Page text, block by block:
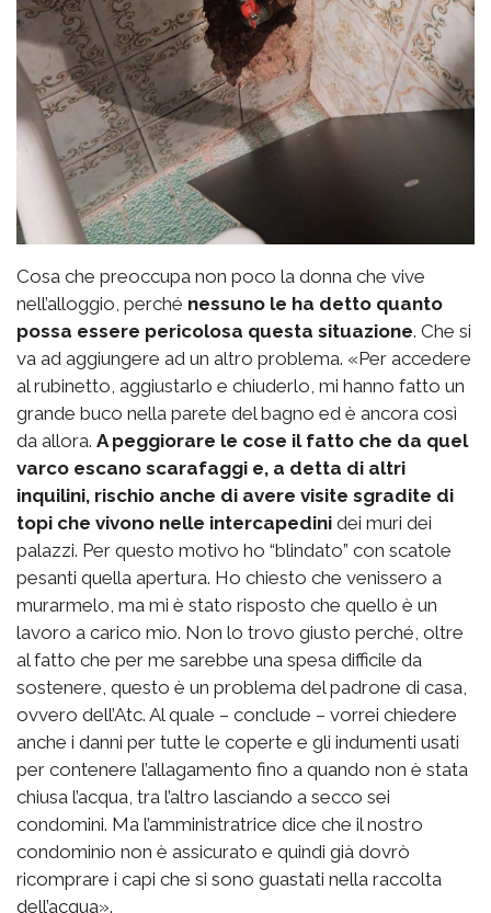
Cosa che preoccupa non poco la donna che vive
nell’alloggio, perché nessuno le ha detto quanto
possa essere pericolosa questa situazione. Che si
va ad aggiungere ad un altro problema. «Per accedere
al rubinetto, aggiustarlo e chiuderlo, mi hanno fatto un
grande buco nella parete del bagno ed è ancora così
da allora. A peggiorare le cose il fatto che da quel
varco escano scarafaggi e, a detta di altri
inquilini, rischio anche di avere visite sgradite di
topi che vivono nelle intercapedini dei muri dei
palazzi. Per questo motivo ho “blindato” con scatole
pesanti quella apertura. Ho chiesto che venissero a
murarmelo, ma mi è stato risposto che quello è un
lavoro a carico mio. Non lo trovo giusto perché, oltre
al fatto che per me sarebbe una spesa difficile da
sostenere, questo è un problema del padrone di casa,
ovvero dell’Atc. Al quale – conclude – vorrei chiedere
anche i danni per tutte le coperte e gli indumenti usati
per contenere l’allagamento fino a quando non è stata
chiusa l’acqua, tra l’altro lasciando a secco sei
condomini. Ma l’amministratrice dice che il nostro
condominio non è assicurato e quindi già dovrò
ricomprare i capi che si sono guastati nella raccolta
dell’acqua».